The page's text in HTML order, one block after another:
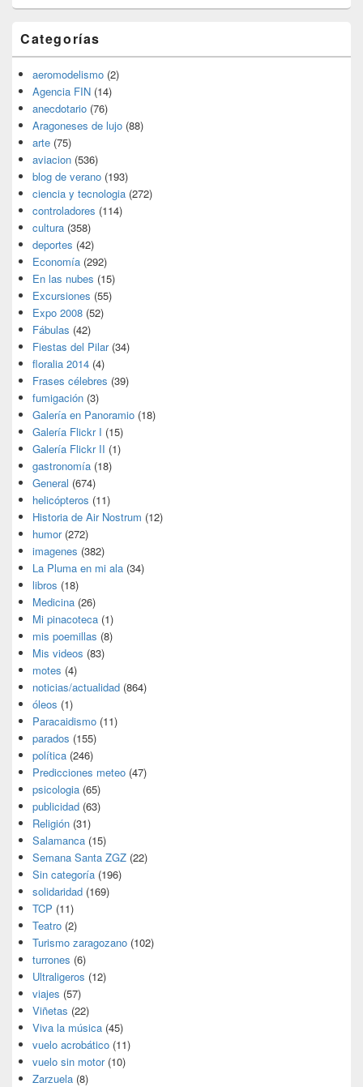
Categorías
aeromodelismo (2)
Agencia FIN (14)
anecdotario (76)
Aragoneses de lujo (88)
arte (75)
aviacion (536)
blog de verano (193)
ciencia y tecnologia (272)
controladores (114)
cultura (358)
deportes (42)
Economía (292)
En las nubes (15)
Excursiones (55)
Expo 2008 (52)
Fábulas (42)
Fiestas del Pilar(34)
floralia 2014 (4)
Frases célebres (39)
fumigación (3)
Galería en Panoramio (18)
Galería Flickr I (15)
Galería Flickr II (1)
gastronomía (18)
General (674)
helicópteros (11)
Historia de Air Nostrum (12)
humor(272)
imagenes (382)
La Pluma en mi ala (34)
libros (18)
Medicina (26)
Mi pinacoteca (1)
mis poemillas (8)
Mis videos (83)
motes (4)
noticias/actualidad (864)
óleos (1)
Paracaidismo (11)
parados (155)
política (246)
Predicciones meteo (47)
psicologia (65)
publicidad (63)
Religión (31)
Salamanca (15)
Semana Santa ZGZ (22)
Sin categoría (196)
solidaridad (169)
TCP (11)
Teatro (2)
Turismo zaragozano (102)
turrones (6)
Ultraligeros (12)
viajes (57)
Viñetas (22)
Viva la música (45)
vuelo acrobático (11)
vuelo sin motor(10)
Zarzuela (8)